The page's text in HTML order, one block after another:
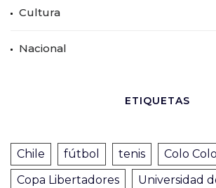
Cultura
Nacional
ETIQUETAS
Chile fútbol tenis
Colo Colo
Copa Libertadores
Universidad